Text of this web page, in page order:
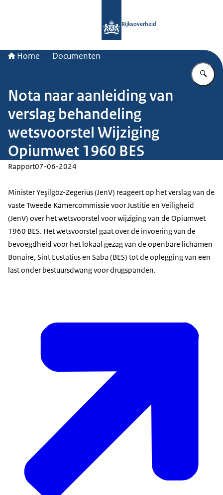
Rijksoverheid
Home Documenten
Nota naar aanleiding van
verslag behandeling
wetsvoorstel Wijziging
Opiumwet 1960 BES
Rapport07-06-2024
Minister Yeşilgöz-Zegerius (JenV) reageert op het verslag van de
vaste Tweede Kamercommissie voor Justitie en Veiligheid
(JenV) over het wetsvoorstel voor wijziging van de Opiumwet
1960 BES. Het wetsvoorstel gaat over de invoering van de
bevoegdheid voor het lokaal gezag van de openbare lichamen
Bonaire, Sint Eustatius en Saba (BES) tot de oplegging van een
last onder bestuursdwang voor drugspanden.